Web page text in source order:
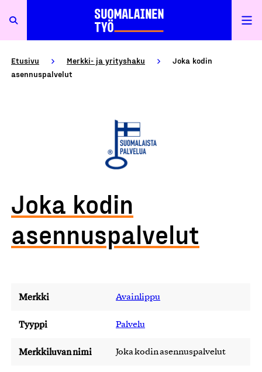
Etusivu Merkki- ja yrityshaku
Joka kodin
asennuspalvelut
Joka kodin
asennuspalvelut
Merkki Avainlippu
Tyyppi Palvelu
Merkkiluvan nimi Joka kodin asennuspalvelut